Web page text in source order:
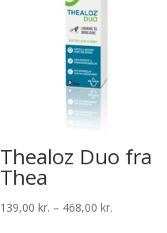
Thealoz Duo fra
Thea
139,00 kr. – 468,00 kr.